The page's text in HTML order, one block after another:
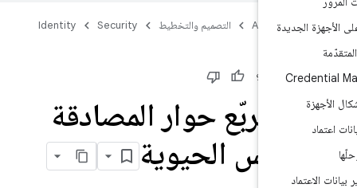
Android التصميم والتخطيط Security
Identity
مفيدًا؟
مربّع حوار المصادقة
الحيوية